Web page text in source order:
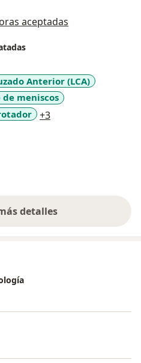
aceptadas
Anterior (LCA)
de meniscos
+3
detalles
sobre la experiencia